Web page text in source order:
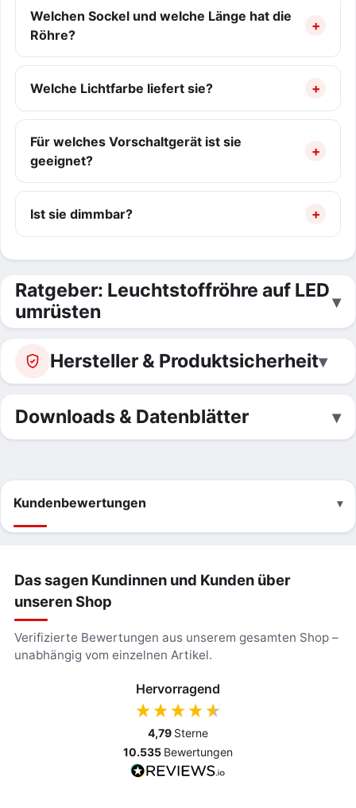
Welchen Sockel und welche Länge hat die
Röhre?
Welche Lichtfarbe liefert sie?
Für welches Vorschaltgerät ist sie
geeignet?
Ist sie dimmbar?
Ratgeber: Leuchtstoffröhre auf LED
umrüsten
Hersteller & Produktsicherheit
Downloads & Datenblätter
Kundenbewertungen
Das sagen Kundinnen und Kunden über
unseren Shop
Verifizierte Bewertungen aus unserem gesamten Shop –
unabhängig vom einzelnen Artikel.
Hervorragend
4,79 Sterne
10.535 Bewertungen